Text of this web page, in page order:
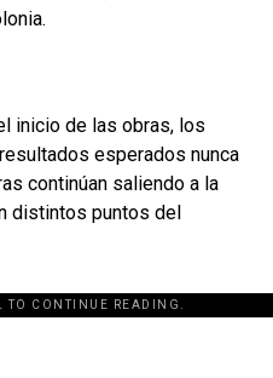
inicio de las obras, los
esperados nunca
continúan saliendo a la
distintos puntos del
TO CONTINUE READING.